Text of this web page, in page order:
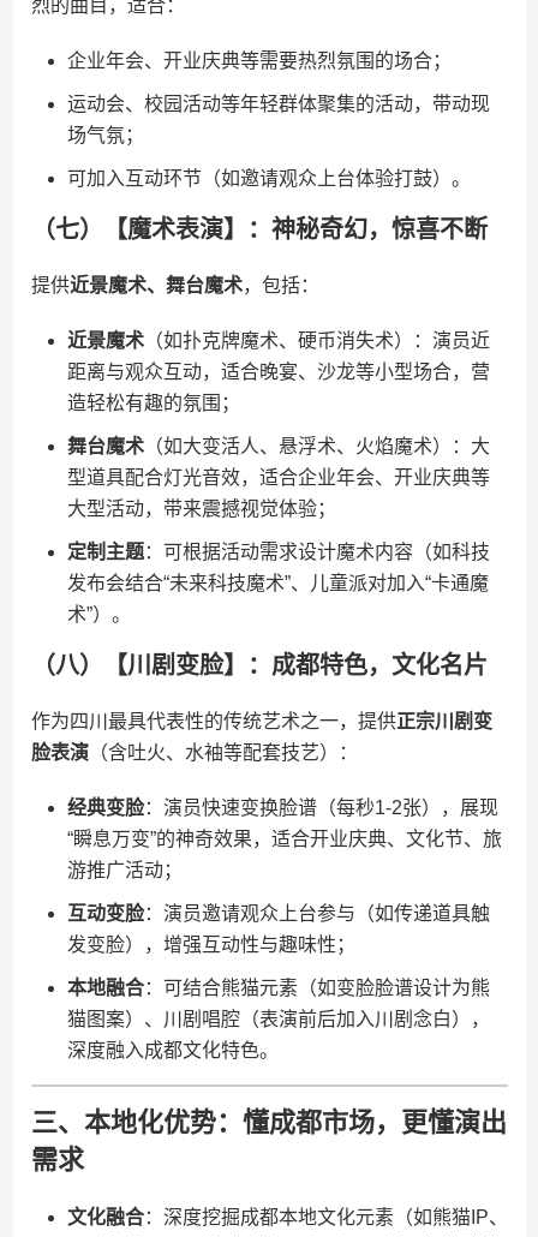
烈的曲目，适合：
企业年会、开业庆典等需要热烈氛围的场合；
运动会、校园活动等年轻群体聚集的活动，带动现
场气氛；
可加入互动环节（如邀请观众上台体验打鼓）。
（七）【魔术表演】：神秘奇幻，惊喜不断
提供​​近景魔术、舞台魔术​​，包括：
​近景魔术​​（如扑克牌魔术、硬币消失术）：演员近
距离与观众互动，适合晚宴、沙龙等小型场合，营
造轻松有趣的氛围；
​舞台魔术​​（如大变活人、悬浮术、火焰魔术）：大
型道具配合灯光音效，适合企业年会、开业庆典等
大型活动，带来震撼视觉体验；
​定制主题​​：可根据活动需求设计魔术内容（如科技
发布会结合“未来科技魔术”、儿童派对加入“卡通魔
术”）。
（八）【川剧变脸】：成都特色，文化名片
作为四川最具代表性的传统艺术之一，提供​​正宗川剧变
脸表演​​（含吐火、水袖等配套技艺）：
​经典变脸​​：演员快速变换脸谱（每秒1-2张），展现
“瞬息万变”的神奇效果，适合开业庆典、文化节、旅
游推广活动；
​互动变脸​​：演员邀请观众上台参与（如传递道具触
发变脸），增强互动性与趣味性；
​本地融合​​：可结合熊猫元素（如变脸脸谱设计为熊
猫图案）、川剧唱腔（表演前后加入川剧念白），
深度融入成都文化特色。
三、本地化优势：懂成都市场，更懂演出
需求
​文化融合​​：深度挖掘成都本地文化元素（如熊猫IP、